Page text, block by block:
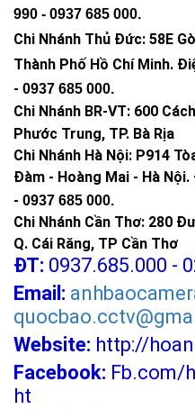
990 - 0937 685 000.
Chi Nhánh Thủ Đức: 58E
Thành Phố Hồ Chí Minh.
- 0937 685 000.
Chi Nhánh BR-VT: 600
Phước Trung, TP. Bà Rịa
Chi Nhánh Hà Nội: P914
Đàm - Hoàng Mai - Hà Nội.
- 0937 685 000.
Chi Nhánh Cần Thơ: 280
Q. Cái Răng, TP Cần Thơ
ĐT: 0937.685.000 -
Email:
Website: http://
Facebook: Fb.com/
ht